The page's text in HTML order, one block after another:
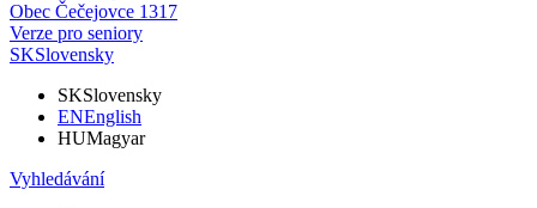
Obec Čečejovce 1317
Verze pro seniory
SKSlovensky
SKSlovensky
ENEnglish
HUMagyar
Vyhledávání